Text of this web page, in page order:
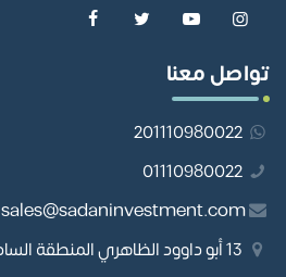
تواصل معنا
201110980022
01110980022
sales@sadaninvestment.com